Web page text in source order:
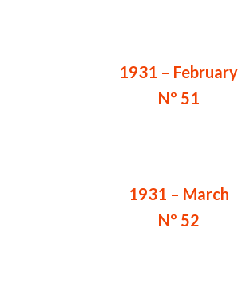
1931 – February
Nº 51
1931 – March
Nº 52